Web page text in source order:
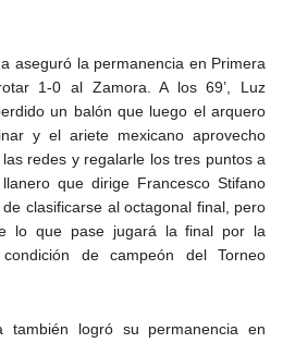
aseguró la permanencia en Primera
1-0 al Zamora. A los 69’, Luz
un balón que luego el arquero
y el ariete mexicano aprovecho
redes y regalarle los tres puntos a
que dirige Francesco Stifano
clasificarse al octagonal final, pero
lo que pase jugará la final por la
de campeón del Torneo
también logró su permanencia en